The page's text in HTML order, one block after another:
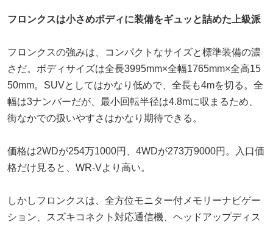
フロンクスは小さめボディに装備をギュッと詰めた上級派
フロンクスの強みは、コンパクトなサイズと標準装備の濃
さだ。ボディサイズは全長3995mm×全幅1765mm×全高15
50mm。SUVとしてはかなり低めで、全長も4mを切る。全
幅は3ナンバーだが、最小回転半径は4.8mに収まるため、
街なかでの扱いやすさはかなり期待できる。
価格は2WDが254万1000円、4WDが273万9000円。入口価
格だけ見ると、WR-Vより高い。
しかしフロンクスは、全方位モニター付メモリーナビゲー
ション、スズキコネクト対応通信機、ヘッドアップディス